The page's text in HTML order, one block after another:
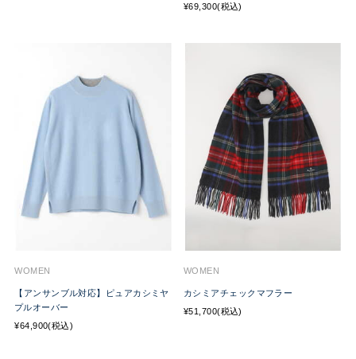
¥69,300(税込)
WOMEN
【アンサンブル対応】ピュアカシミヤ
プルオーバー
¥64,900(税込)
WOMEN
カシミアチェックマフラー
¥51,700(税込)